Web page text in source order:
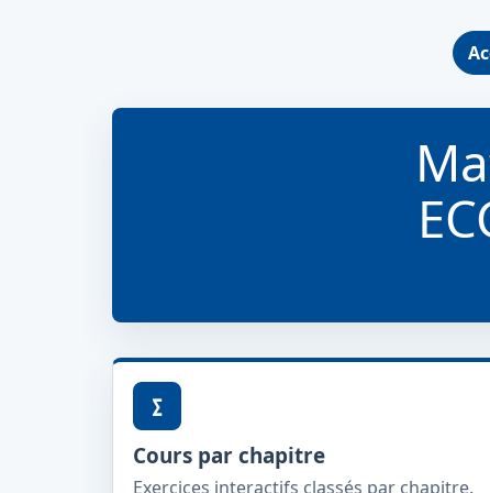
∑
Cours par chapitre
Exercices interactifs classés par chapitre.